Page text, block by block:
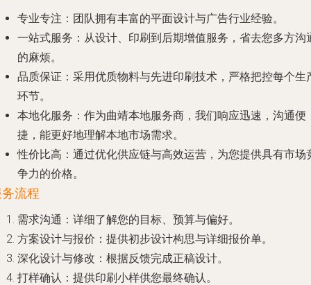
专业专注 ：团队拥有丰富的平面设计与广告行业经验。
一站式服务 ：从设计、印刷到后期增值服务，省去您多方沟
的麻烦。
品质保证 ：采用优质物料与先进印刷技术，严格把控每个生
环节。
本地化服务 ：作为曲靖本地服务商，我们响应迅速，沟通便
捷，能更好地理解本地市场需求。
性价比高 ：通过优化供应链与高效运营，为您提供具有市场
争力的价格。
流程
需求沟通 ：详细了解您的目标、预算与偏好。
方案设计与报价 ：提供初步设计构思与详细报价单。
深化设计与修改 ：根据反馈完成正稿设计。
打样确认 ：提供印刷小样供您最终确认。